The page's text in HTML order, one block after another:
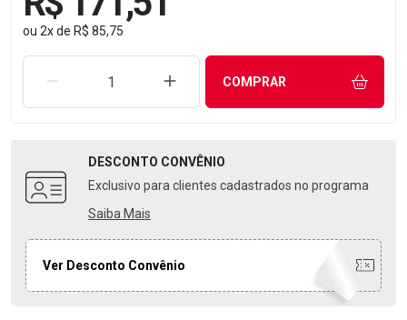
ou 2xde R$ 85,75
REMOVER UMA UNIDADEAUMENTAR UMA UNIDADE
COMPRAR
DESCONTO CONVÊNIO
Exclusivo para clientes cadastrados no programa
Saiba Mais
Ver Desconto Convênio